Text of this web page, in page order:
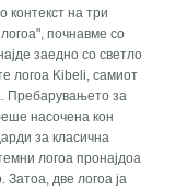
контекст на три
почнавме со
заедно со светло
логоа Kibeli, самиот
Пребарувањето за
насочена кон
за класична
логоа пронајдоа
две логоа ја